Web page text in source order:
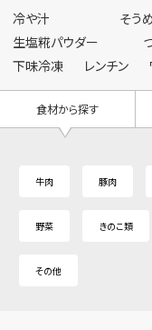
冷や汁 そう
生塩糀パウダー
下味冷凍
レンチン
食材から探す
牛肉 豚肉
野菜 きのこ類
その他